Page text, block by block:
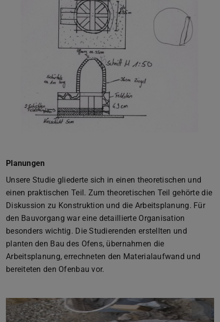
Planungen
Unsere Studie gliederte sich in einen theoretischen und
einen praktischen Teil. Zum theoretischen Teil gehörte die
Diskussion zu Konstruktion und die Arbeitsplanung. Für
den Bauvorgang war eine detaillierte Organisation
besonders wichtig. Die Studierenden erstellten und
planten den Bau des Ofens, übernahmen die
Arbeitsplanung, errechneten den Materialaufwand und
bereiteten den Ofenbau vor.